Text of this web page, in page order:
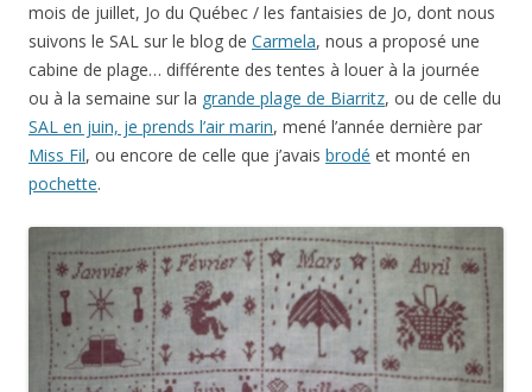
mois de juillet, Jo du Québec / les fantaisies de Jo, dont nous
suivons le SAL sur le blog de Carmela, nous a proposé une
cabine de plage… différente des tentes à louer à la journée
ou à la semaine sur la grande plage de Biarritz, ou de celle du
SAL en juin, je prends l’air marin, mené l’année dernière par
Miss Fil, ou encore de celle que j’avais brodé et monté en
pochette.